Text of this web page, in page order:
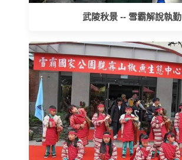
武陵秋景 -- 雪霸解說執勤